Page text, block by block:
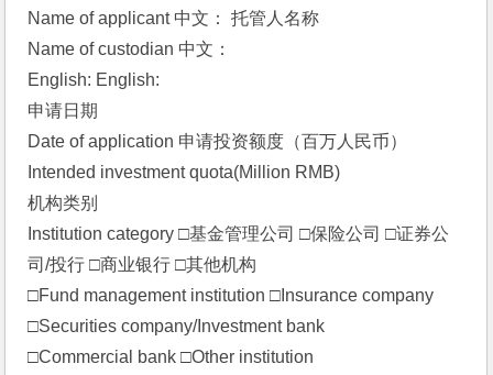
Name of applicant 中文： 托管人名称
Name of custodian 中文：
English: English:
申请日期
Date of application 申请投资额度（百万人民币）
Intended investment quota(Million RMB)
机构类别
Institution category □基金管理公司 □保险公司 □证券公
司/投行 □商业银行 □其他机构
□Fund management institution □Insurance company
□Securities company/Investment bank
□Commercial bank □Other institution